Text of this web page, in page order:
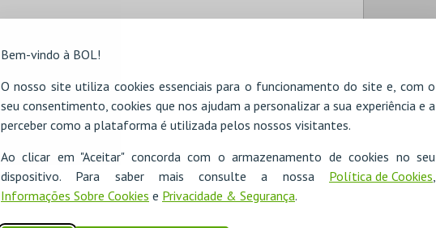
Bem-vindo à BOL!
O nosso site utiliza cookies essenciais para o funcionamento do site e, com o
seu consentimento, cookies que nos ajudam a personalizar a sua experiência e a
perceber como a plataforma é utilizada pelos nossos visitantes.
Ao clicar em "Aceitar" concorda com o armazenamento de cookies no seu
dispositivo. Para saber mais consulte a nossa Política de Cookies,
Informações Sobre Cookies e Privacidade & Segurança.